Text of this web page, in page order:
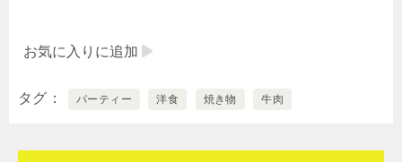
お気に入りに追加
タグ パーティー 洋食 焼き物 牛肉